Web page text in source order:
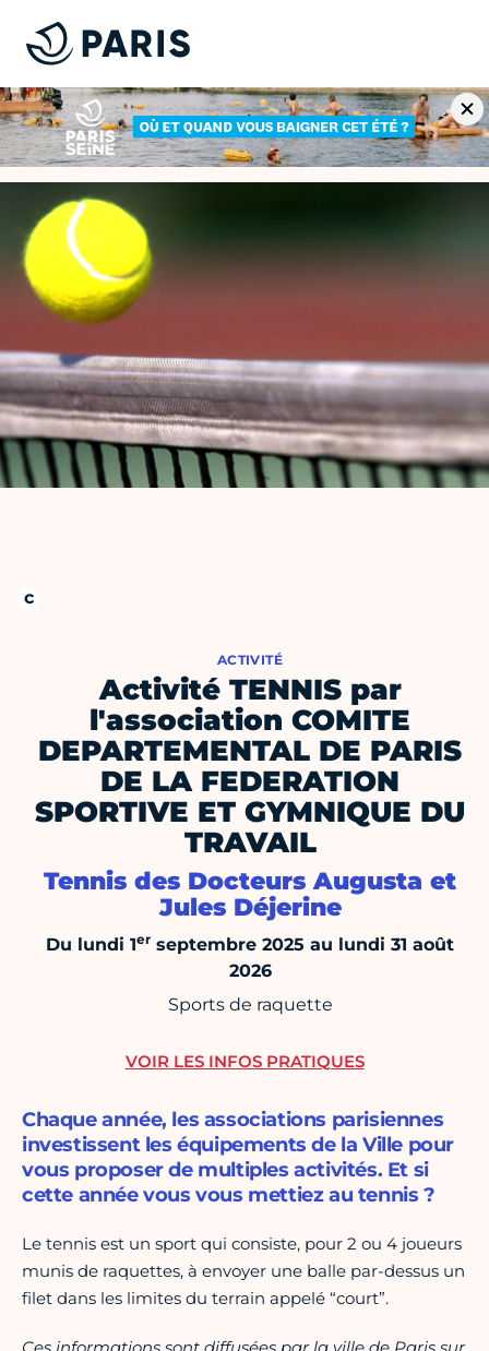
ACTIVITÉ
Activité TENNIS par
l'association COMITE
DEPARTEMENTAL DE PARIS
DE LA FEDERATION
SPORTIVE ET GYMNIQUE DU
TRAVAIL
Tennis des Docteurs Augusta et
Jules Déjerine
Du lundi 1er septembre 2025 au lundi 31 août
2026
Sports de raquette
Chaque année, les associations parisiennes
investissent les équipements de la Ville pour
vous proposer de multiples activités. Et si
cette année vous vous mettiez au tennis ?
Le tennis est un sport qui consiste, pour 2 ou 4 joueurs
munis de raquettes, à envoyer une balle par-dessus un
filet dans les limites du terrain appelé “court”.
VOIR LES INFOS PRATIQUES